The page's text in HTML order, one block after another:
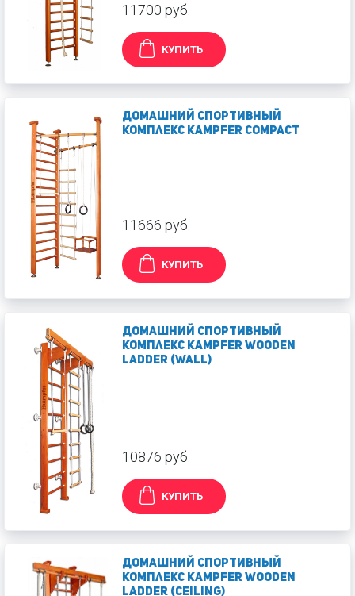
11700 руб.
КУПИТЬ
Домашний спортивный
комплекс Kampfer Compact
11666 руб.
КУПИТЬ
Домашний спортивный
комплекс Kampfer Wooden
Ladder (wall)
10876 руб.
КУПИТЬ
Домашний спортивный
комплекс Kampfer Wooden
Ladder (сeiling)